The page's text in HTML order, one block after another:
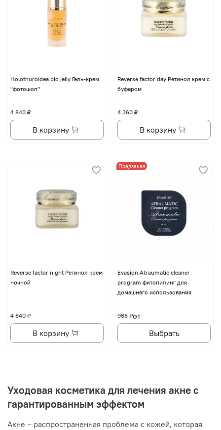
Holothuroidea bio jelly Гель-крем
"фотошоп"
4 840 ₽
В корзину
Reverse factor day Ретинол крем с
буфером
4 360 ₽
В корзину
Reverse factor night Ретинол крем
ночной
4 840 ₽
В корзину
Предзаказ
Evasion Atraumatic cleaner
program фитопилинг для
домашнего использования
от
968 ₽
Выбрать
Уходовая косметика для лечения акне с
гарантированным эффектом
Акне – распространенная проблема с кожей, которая